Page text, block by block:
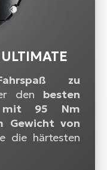
zu
den besten
mit 95 Nm
Gewicht von
die härtesten